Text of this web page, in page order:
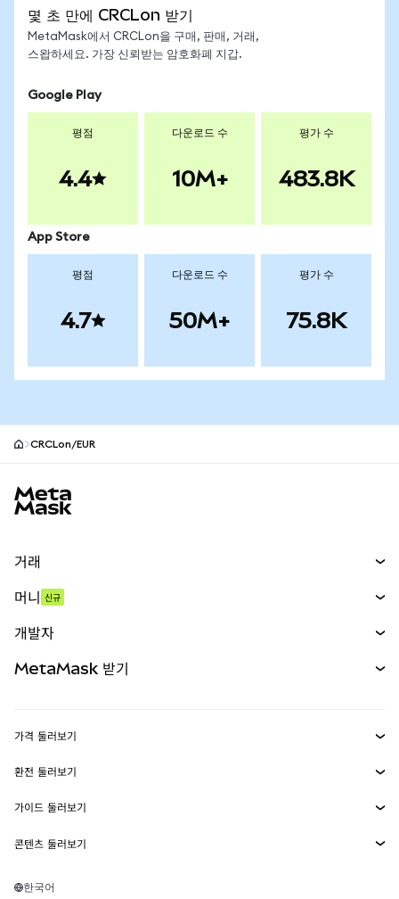
몇 초 만에 CRCLon 받기
MetaMask에서 CRCLon을 구매, 판매, 거래,
스왑하세요. 가장 신뢰받는 암호화폐 지갑.
Google Play
평점
4.4
다운로드 수
10M+
평가 수
483.8K
App Store
평점
4.7
다운로드 수
50M+
평가 수
75.8K
CRCLon/EUR
거래
무기한 선물
실물자산
머니 신규
개발자
MetaMask Connect
Snaps
웹3 서비스
MetaMask 받기
보안
고객 지원
채용
가격 둘러보기
이더리움 가격
솔라나 가격
테더 가격
환전 둘러보기
ETH를 USD로 환전
USDT를 INR로 환전
BTC를 INR로 환전
가이드 둘러보기
ETH 매수
콘텐츠 둘러보기
솔라나 지갑
한국어